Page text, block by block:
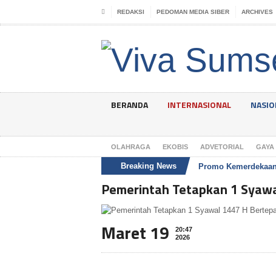
REDAKSI PEDOMAN MEDIA SIBER ARCHIVES
BERANDA INTERNASIONAL
OLAHRAGA EKOBIS ADVETORIAL GAYA
Breaking News Promo
Pemerintah Tetapkan 1
Maret 19
20:47
2026